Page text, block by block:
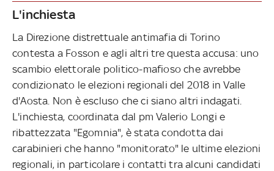
L'inchiesta
La Direzione distrettuale antimafia di Torino
contesta a Fosson e agli altri tre questa accusa: uno
scambio elettorale politico-mafioso che avrebbe
condizionato le elezioni regionali del 2018 in Valle
d'Aosta. Non è escluso che ci siano altri indagati.
L'inchiesta, coordinata dal pm Valerio Longi e
ribattezzata "Egomnia", è stata condotta dai
carabinieri che hanno "monitorato" le ultime elezioni
regionali, in particolare i contatti tra alcuni candidati